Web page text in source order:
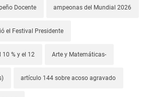
Docente ampeonas del Mundial 2026
el Festival Presidente
10 % y el 12 Arte y Matemáticas-
artículo 144 sobre acoso agravado